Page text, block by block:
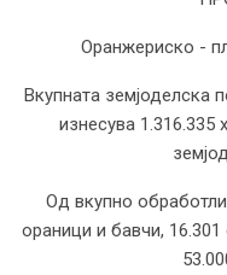
Оранжериско -
Вкупната земјоделска
изнесува 1.316.335
Од вкупно
ораници и бавчи,